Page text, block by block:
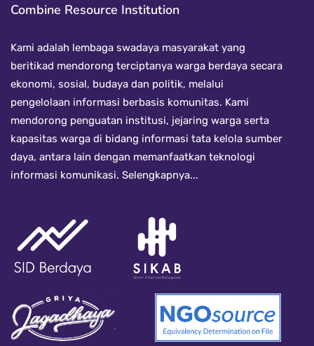
Combine Resource Institution
Kami adalah lembaga swadaya masyarakat yang
beritikad mendorong terciptanya warga berdaya secara
ekonomi, sosial, budaya dan politik, melalui
pengelolaan informasi berbasis komunitas. Kami
mendorong penguatan institusi, jejaring warga serta
kapasitas warga di bidang informasi tata kelola sumber
daya, antara lain dengan memanfaatkan teknologi
informasi komunikasi. Selengkapnya...